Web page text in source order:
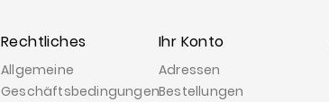
Rechtliches
Allgemeine
Geschäftsbedingungen
Ihr Konto
Adressen
Bestellungen